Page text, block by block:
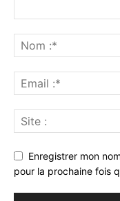
Enregistrer mon
pour la prochaine fois